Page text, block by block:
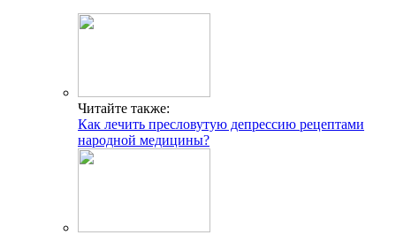
Читайте также:
Как лечить пресловутую депрессию рецептами
народной медицины?